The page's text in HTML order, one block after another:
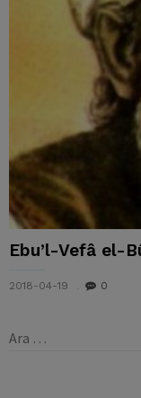
Ebu’l-Vefâ el-
2018-04-19 0
Arama: